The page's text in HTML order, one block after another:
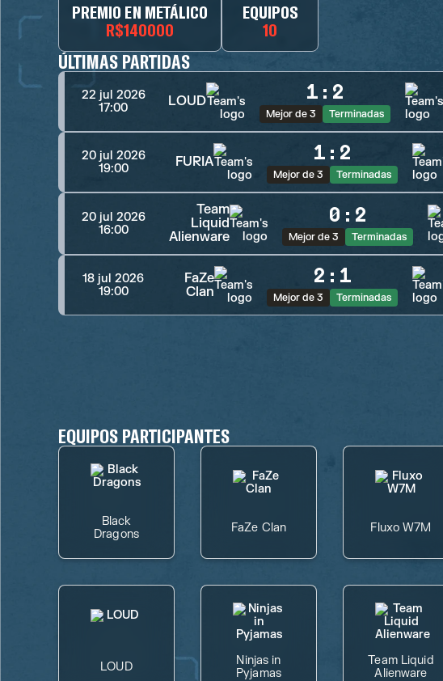
PREMIO EN METÁLICO
R$140000
EQUIPOS
10
ÚLTIMAS PARTIDAS
22 jul 2026
17:00
LOUD 1 : 2
Mejor de 3 Terminadas
20 jul 2026
19:00
FURIA 1 : 2
Mejor de 3 Terminadas
20 jul 2026
16:00
Team
Liquid
Alienware
0 : 2
Mejor de 3 Terminadas
18 jul 2026
19:00
FaZe
Clan
2 : 1
Mejor de 3 Terminadas
EQUIPOS PARTICIPANTES
Black
Dragons
FaZe Clan Fluxo W7M
LOUD
Ninjas in
Pyjamas
Team Liquid
Alienware